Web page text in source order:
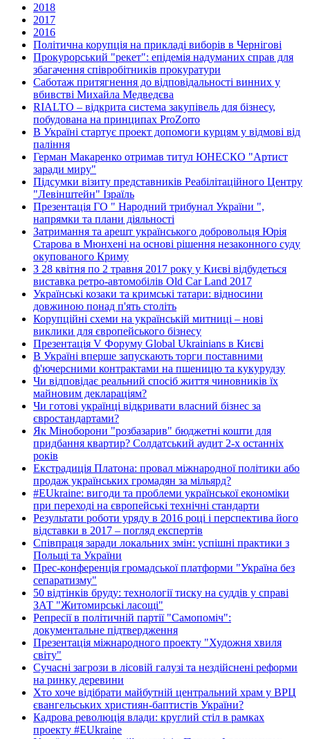
2018
2017
2016
Політична корупція на прикладі виборів в Чернігові
Прокурорський "рекет": епідемія надуманих справ для
збагачення співробітників прокуратури
Саботаж притягнення до відповідальності винних у
вбивстві Михайла Медведєва
RIALTO – відкрита система закупівель для бізнесу,
побудована на принципах ProZorro
В Україні стартує проект допомоги курцям у відмові від
паління
Герман Макаренко отримав титул ЮНЕСКО "Артист
заради миру"
Підсумки візиту представників Реабілітаційного Центру
"Левінштейн" Ізраїль
Презентація ГО " Народний трибунал України ",
напрямки та плани діяльності
Затримання та арешт українського добровольця Юрія
Старова в Мюнхені на основі рішення незаконного суду
окупованого Криму
З 28 квітня по 2 травня 2017 року у Києві відбудеться
виставка ретро-автомобілів Old Car Land 2017
Українські козаки та кримські татари: відносини
довжиною понад п'ять століть
Корупційні схеми на українській митниці – нові
виклики для європейського бізнесу
Презентація V Форуму Global Ukrainians в Києві
В Україні вперше запускають торги поставними
ф'ючерсними контрактами на пшеницю та кукурудзу
Чи відповідає реальний спосіб життя чиновників їх
майновим деклараціям?
Чи готові українці відкривати власний бізнес за
євростандартами?
Як Міноборони "розбазарив" бюджетні кошти для
придбання квартир? Солдатський аудит 2-х останніх
років
Екстрадиція Платона: провал міжнародної політики або
продаж українських громадян за мільярд?
#EUkraine: вигоди та проблеми української економіки
при переході на європейські технічні стандарти
Результати роботи уряду в 2016 році і перспектива його
відставки в 2017 – погляд експертів
Співпраця заради локальних змін: успішні практики з
Польщі та України
Прес-конференція громадської платформи "Україна без
сепаратизму"
50 відтінків бруду: технології тиску на суддів у справі
ЗАТ "Житомирські ласощі"
Репресії в політичній партії "Самопоміч":
документальне підтвердження
Презентація міжнародного проекту "Художня хвиля
світу"
Сучасні загрози в лісовій галузі та нездійснені реформи
на ринку деревини
Хто хоче відібрати майбутній центральний храм у ВРЦ
євангельських християн-баптистів України?
Кадрова революція влади: круглий стіл в рамках
проекту #EUkraine